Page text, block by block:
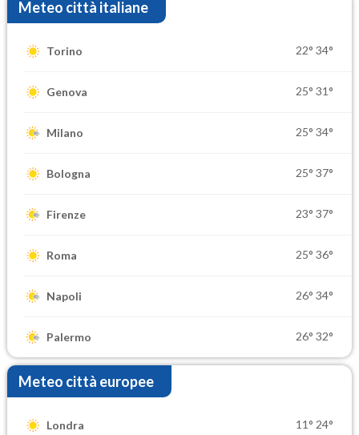
Meteo città italiane
Torino 22° 34°
Genova 25° 31°
Milano 25° 34°
Bologna 25° 37°
Firenze 23° 37°
Roma 25° 36°
Napoli 26° 34°
Palermo 26° 32°
Meteo città europee
Londra 11° 24°